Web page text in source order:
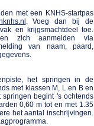
met een KNHS-startpas
. Voeg dan bij de
en krijgsmachtdeel toe.
zich aanmelden via
van naam, paard,
het springen in de
met klassen M, L en B en
springen begint 's ochtends
0,60 m tot en met 1.35
het aantal inschrijvingen.